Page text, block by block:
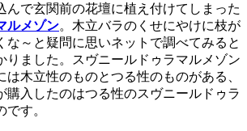
んで玄関前の花壇に植え付けてしまった
ルメゾン。木立バラのくせにやけに枝が
な～と疑問に思いネットで調べてみると
りました。スヴニールドゥラマルメゾン
は木立性のものとつる性のものがある、
購入したのはつる性のスヴニールドゥラ
す。